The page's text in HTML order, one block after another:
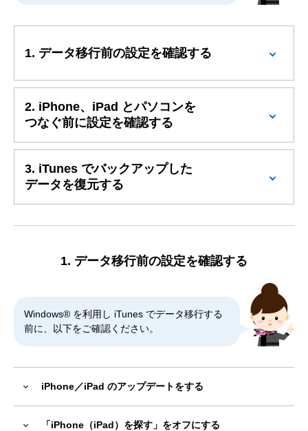
1. データ移行前の設定を確認する
2. iPhone、iPad とパソコンを
つなぐ前に設定を確認する
3. iTunes でバックアップした
データを復元する
1. データ移行前の設定を確認する
Windows® を利用し iTunes でデータ移行する
前に、以下をご確認ください。
iPhone／iPad のアップデートをする
「iPhone（iPad）を探す」をオフにする